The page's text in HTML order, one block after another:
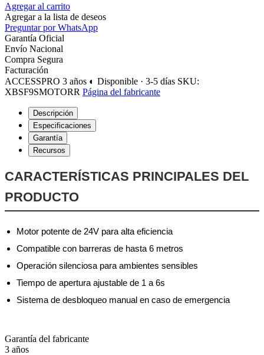
Agregar al carrito
Agregar a la lista de deseos
Preguntar por WhatsApp
Garantía Oficial
Envío Nacional
Compra Segura
Facturación
ACCESSPRO 3 años ◐ Disponible · 3-5 días SKU:
XBSF9SMOTORR Página del fabricante
Descripción
Especificaciones
Garantía
Recursos
CARACTERÍSTICAS PRINCIPALES DEL
PRODUCTO
Motor potente de 24V para alta eficiencia
Compatible con barreras de hasta 6 metros
Operación silenciosa para ambientes sensibles
Tiempo de apertura ajustable de 1 a 6s
Sistema de desbloqueo manual en caso de emergencia
Garantía del fabricante
3 años